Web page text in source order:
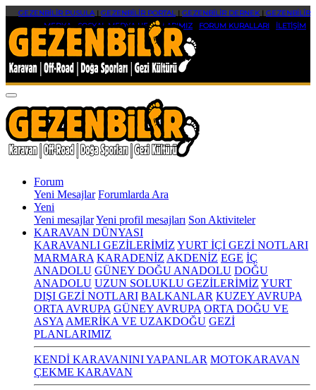
GEZENBİLİR PUSULA| GEZENBİLİR PORTAL| GEZENBİLİR DERNEK| GEZENBİLİR
MEDYA|SOSYAL MEDYA HESAPLARIMIZ FORUM KURALLARI İLETİŞİM
Forum
Yeni Mesajlar Forumlarda Ara
Yeni
Yeni mesajlarYeni profil mesajları Son Aktiviteler
KARAVAN DÜNYASI
KARAVANLI GEZİLERİMİZ YURT İÇİ GEZİ NOTLARI
MARMARA KARADENİZ AKDENİZ EGE İÇ
ANADOLU GÜNEY DOĞU ANADOLU DOĞU
ANADOLU UZUN SOLUKLU GEZİLERİMİZ YURT
DIŞI GEZİ NOTLARI BALKANLAR KUZEY AVRUPA
ORTA AVRUPA GÜNEY AVRUPA ORTA DOĞU VE
ASYA AMERİKA VE UZAKDOĞU GEZİ
PLANLARIMIZ
KENDİ KARAVANINI YAPANLAR MOTOKARAVAN
ÇEKME KARAVAN